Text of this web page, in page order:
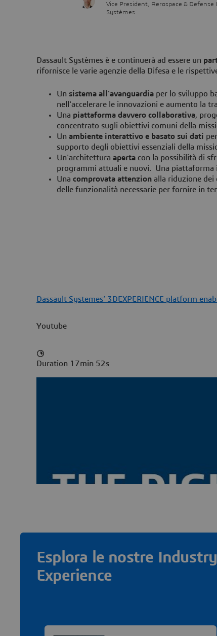
Vice President, Aerospace &
Systèmes
Dassault Systèmes è e continuerà ad essere un
rifornisce le varie agenzie della Difesa e le
Un sistema all'avanguardia per lo sviluppo
nell'accelerare le innovazioni e aumento la
Una piattaforma davvero collaborativa,
concentrato sugli obiettivi comuni della
Un ambiente interattivo e basato sui dati
supporto degli obiettivi essenziali della
Un'architettura aperta con la possibilità di
programmi attuali e nuovi. Una piattaforma
Una comprovata attenzion alla riduzione dei
delle funzionalità necessarie per fornire in
Dassault Systemes’ 3DEXPERIENCE platform
Youtube
Duration 17min 52s
Esplora le nostre
Experience